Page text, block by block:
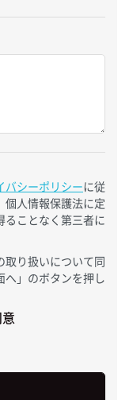
バシーポリシーに従
個人情報保護法に定
ことなく第三者に
取り扱いについて同
へ」のボタンを押し